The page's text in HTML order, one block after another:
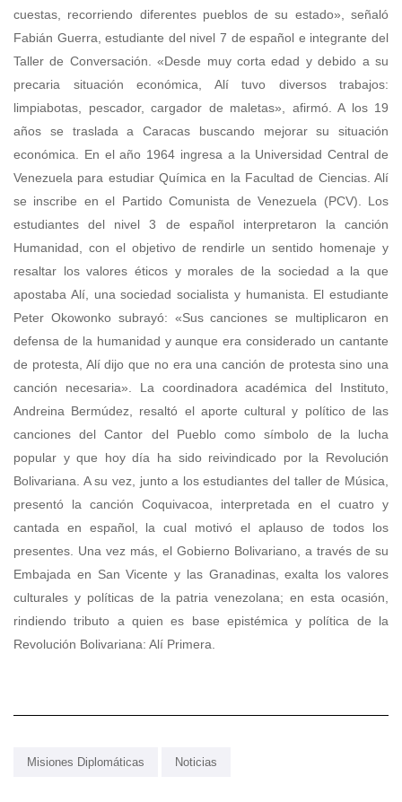
cuestas, recorriendo diferentes pueblos de su estado», señaló
Fabián Guerra, estudiante del nivel 7 de español e integrante del
Taller de Conversación. «Desde muy corta edad y debido a su
precaria situación económica, Alí tuvo diversos trabajos:
limpiabotas, pescador, cargador de maletas», afirmó. A los 19
años se traslada a Caracas buscando mejorar su situación
económica. En el año 1964 ingresa a la Universidad Central de
Venezuela para estudiar Química en la Facultad de Ciencias. Alí
se inscribe en el Partido Comunista de Venezuela (PCV). Los
estudiantes del nivel 3 de español interpretaron la canción
Humanidad, con el objetivo de rendirle un sentido homenaje y
resaltar los valores éticos y morales de la sociedad a la que
apostaba Alí, una sociedad socialista y humanista. El estudiante
Peter Okowonko subrayó: «Sus canciones se multiplicaron en
defensa de la humanidad y aunque era considerado un cantante
de protesta, Alí dijo que no era una canción de protesta sino una
canción necesaria». La coordinadora académica del Instituto,
Andreina Bermúdez, resaltó el aporte cultural y político de las
canciones del Cantor del Pueblo como símbolo de la lucha
popular y que hoy día ha sido reivindicado por la Revolución
Bolivariana. A su vez, junto a los estudiantes del taller de Música,
presentó la canción Coquivacoa, interpretada en el cuatro y
cantada en español, la cual motivó el aplauso de todos los
presentes. Una vez más, el Gobierno Bolivariano, a través de su
Embajada en San Vicente y las Granadinas, exalta los valores
culturales y políticas de la patria venezolana; en esta ocasión,
rindiendo tributo a quien es base epistémica y política de la
Revolución Bolivariana: Alí Primera.
Misiones Diplomáticas Noticias